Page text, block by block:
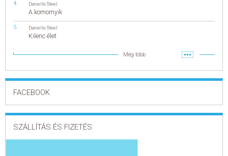
Danielle Steel
A komornyik
Danielle Steel
Kilenc élet
Még több
FACEBOOK
SZÁLLÍTÁS ÉS FIZETÉS